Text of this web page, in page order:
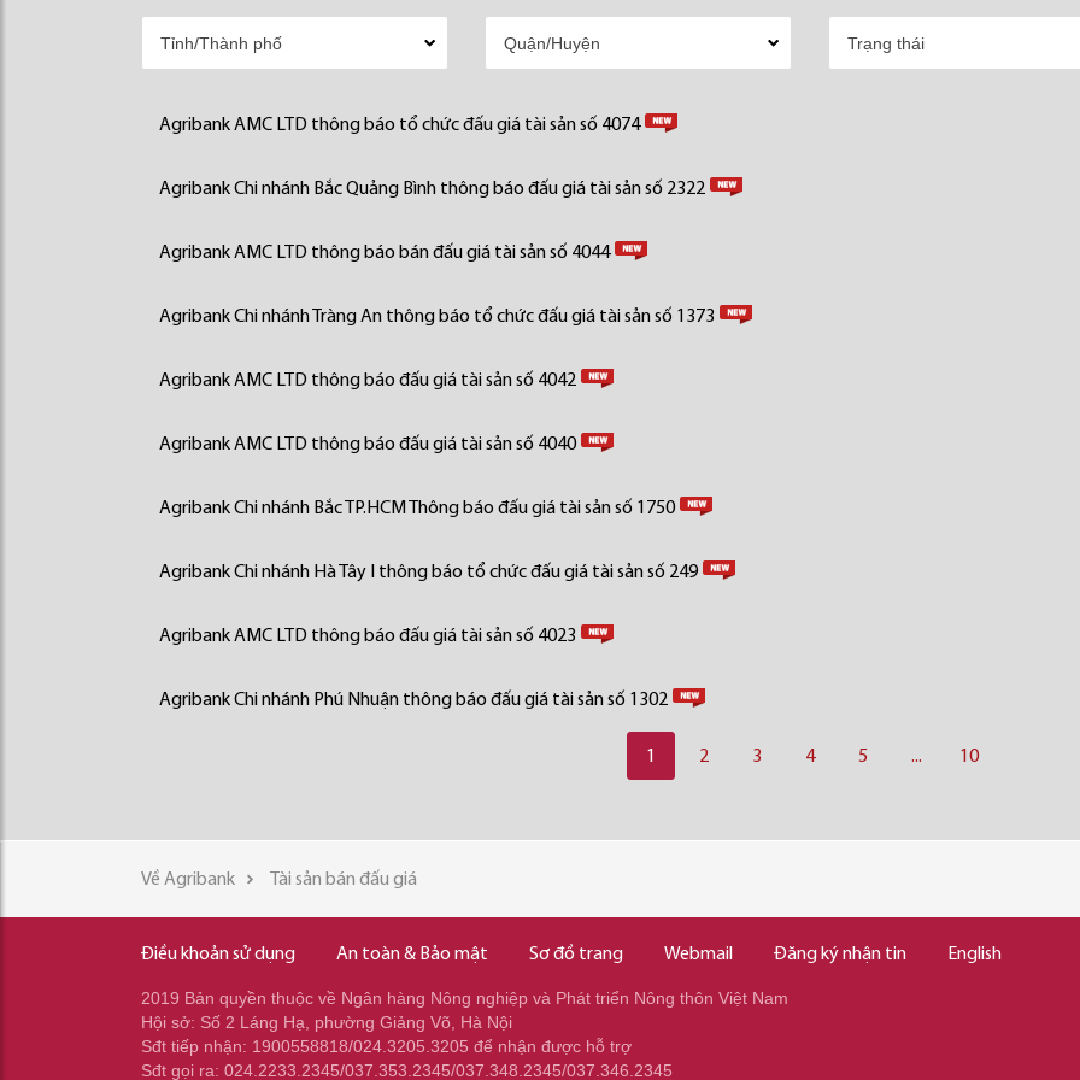
Agribank AMC LTD thông báo tổ chức đấu giá tài sản số 4074
Agribank Chi nhánh Bắc Quảng Bình thông báo đấu giá tài sản số 2322
Agribank AMC LTD thông báo bán đấu giá tài sản số 4044
Agribank Chi nhánh Tràng An thông báo tổ chức đấu giá tài sản số 1373
Agribank AMC LTD thông báo đấu giá tài sản số 4042
Agribank AMC LTD thông báo đấu giá tài sản số 4040
Agribank Chi nhánh Bắc TP.HCM Thông báo đấu giá tài sản số 1750
Agribank Chi nhánh Hà Tây I thông báo tổ chức đấu giá tài sản số 249
Agribank AMC LTD thông báo đấu giá tài sản số 4023
Agribank Chi nhánh Phú Nhuận thông báo đấu giá tài sản số 1302
1 2 3 4 5 ... 10
Về Agribank Tài sản bán đấu giá
Điều khoản sử dụng An toàn & Bảo mật Sơ đồ trang Webmail Đăng ký nhận tin English
2019 Bản quyền thuộc về Ngân hàng Nông nghiệp và Phát triển Nông thôn Việt Nam
Hội sở: Số 2 Láng Hạ, phường Giảng Võ, Hà Nội
Sđt tiếp nhận: 1900558818/024.3205.3205 để nhận được hỗ trợ
Sđt gọi ra: 024.2233.2345/037.353.2345/037.348.2345/037.346.2345